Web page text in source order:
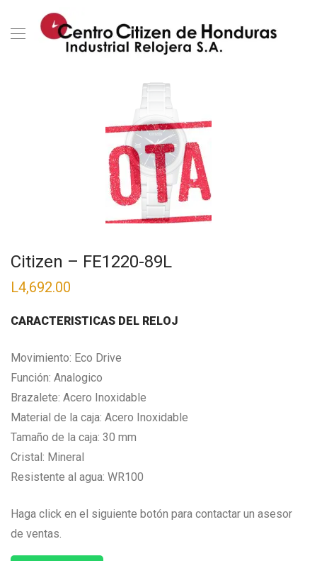
Citizen – FE1220-89L
L4,692.00
CARACTERISTICAS DEL RELOJ
Movimiento: Eco Drive
Función: Analogico
Brazalete: Acero Inoxidable
Material de la caja: Acero Inoxidable
Tamaño de la caja: 30 mm
Cristal: Mineral
Resistente al agua: WR100
Haga click en el siguiente botón para contactar un asesor
de ventas.